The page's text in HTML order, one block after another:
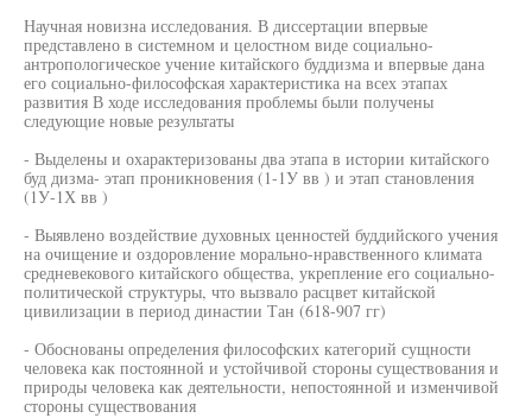
Научная новизна исследования. В диссертации впервые
представлено в системном и целостном виде социально-
антропологическое учение китайского буддизма и впервые дана
его социально-философская характеристика на всех этапах
развития В ходе исследования проблемы были получены
следующие новые результаты
- Выделены и охарактеризованы два этапа в истории китайского
буд дизма- этап проникновения (1-1У вв ) и этап становления
(1У-1Х вв )
- Выявлено воздействие духовных ценностей буддийского учения
на очищение и оздоровление морально-нравственного климата
средневекового китайского общества, укрепление его социально-
политической структуры, что вызвало расцвет китайской
цивилизации в период династии Тан (618-907 гг)
- Обоснованы определения философских категорий сущности
человека как постоянной и устойчивой стороны существования и
природы человека как деятельности, непостоянной и изменчивой
стороны существования